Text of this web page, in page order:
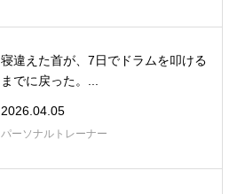
寝違えた首が、7日でドラムを叩ける
までに戻った。...
2026.04.05
パーソナルトレーナー